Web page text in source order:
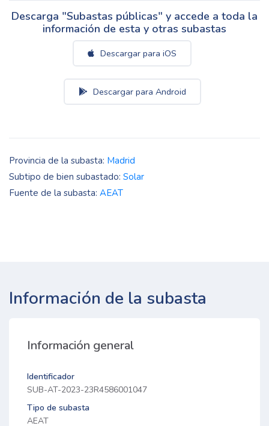
Descarga "Subastas públicas" y accede a toda la
información de esta y otras subastas
Descargar para iOS
Descargar para Android
Provincia de la subasta: Madrid
Subtipo de bien subastado: Solar
Fuente de la subasta: AEAT
Información de la subasta
Información general
Identificador
SUB-AT-2023-23R4586001047
Tipo de subasta
AEAT